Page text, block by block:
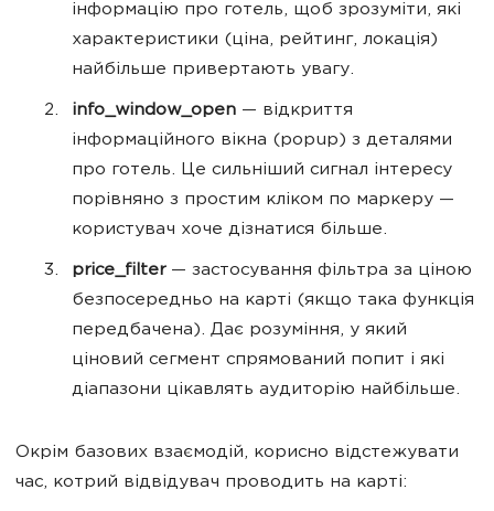
інформацію про готель, щоб зрозуміти, які
характеристики (ціна, рейтинг, локація)
найбільше привертають увагу.
info_window_open — відкриття
інформаційного вікна (popup) з деталями
про готель. Це сильніший сигнал інтересу
порівняно з простим кліком по маркеру —
користувач хоче дізнатися більше.
price_filter— застосування фільтра за ціною
безпосередньо на карті (якщо така функція
передбачена). Дає розуміння, у який
ціновий сегмент спрямований попит і які
діапазони цікавлять аудиторію найбільше.
Окрім базових взаємодій, корисно відстежувати
час, котрий відвідувач проводить на карті: